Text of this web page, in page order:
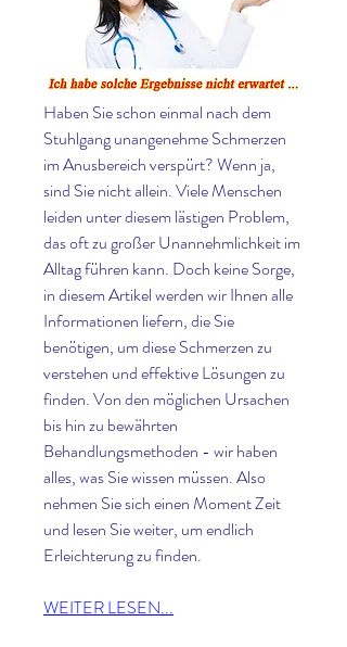
Haben Sie schon einmal nach dem
Stuhlgang unangenehme Schmerzen
im Anusbereich verspürt? Wenn ja,
sind Sie nicht allein. Viele Menschen
leiden unter diesem lästigen Problem,
das oft zu großer Unannehmlichkeit im
Alltag führen kann. Doch keine Sorge,
in diesem Artikel werden wir Ihnen alle
Informationen liefern, die Sie
benötigen, um diese Schmerzen zu
verstehen und effektive Lösungen zu
finden. Von den möglichen Ursachen
bis hin zu bewährten
Behandlungsmethoden - wir haben
alles, was Sie wissen müssen. Also
nehmen Sie sich einen Moment Zeit
und lesen Sie weiter, um endlich
Erleichterung zu finden.
WEITER LESEN...